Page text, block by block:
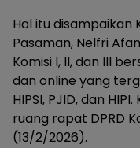
Hal itu disampaikan
Pasaman, Nelfri
Komisi I, II, dan III
dan online yang
HIPSI, PJID, dan
ruang rapat DPRD
(13/2/2026).